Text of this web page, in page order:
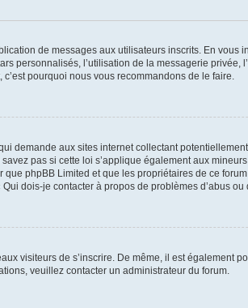
de messages aux utilisateurs inscrits. En vous
personnalisés, l’utilisation de la messagerie privée,
pourquoi nous vous recommandons de le faire.
demande aux sites internet collectant
pas si cette loi s’applique également aux
phpBB Limited et que les propriétaires de ce
dois-je contacter à propos de problèmes d’abus ou
visiteurs de s’inscrire. De même, il est également
veuillez contacter un administrateur du forum.